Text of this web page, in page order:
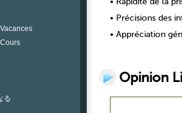
る
• Précisions des
• Appréciation
Opinion